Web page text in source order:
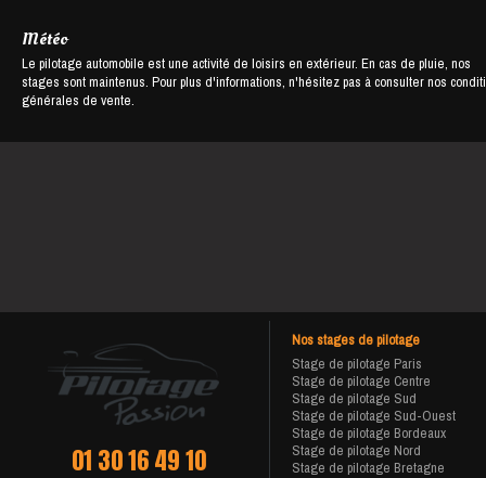
Météo
Le pilotage automobile est une activité de loisirs en extérieur. En cas de pluie, nos
stages sont maintenus. Pour plus d'informations, n'hésitez pas à consulter nos
générales de vente.
01 30 16 49 10
Nos stages de pilotage
Stage de pilotage Paris
Stage de pilotage Centre
Stage de pilotage Sud
Stage de pilotage Sud-Ouest
Stage de pilotage Bordeaux
Stage de pilotage Nord
Stage de pilotage Bretagne